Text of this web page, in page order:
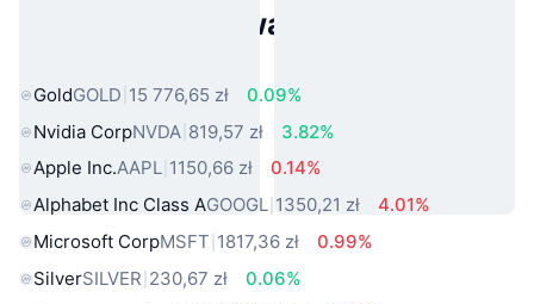
Popularne aktywa ze świata
GoldGOLD 15 776,65 zł
0.09%
Nvidia CorpNVDA 819,57 zł
3.82%
Apple Inc.AAPL 1150,66 zł
0.14%
Alphabet Inc Class AGOOGL 1350,21 zł
4.01%
Microsoft CorpMSFT 1817,36 zł
0.99%
SilverSILVER 230,67 zł
0.06%